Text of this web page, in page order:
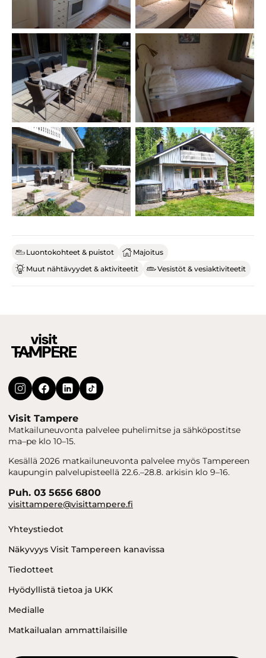
Luontokohteet & puistot
Majoitus
Muut nähtävyydet & aktiviteetit
Vesistöt & vesiaktiviteetit
Visit Tampere
Matkailuneuvonta palvelee puhelimitse ja sähköpostitse
ma–pe klo 10–15.
Kesällä 2026 matkailuneuvonta palvelee myös Tampereen
kaupungin palvelupisteellä 22.6.–28.8. arkisin klo 9–16.
Puh. 03 5656 6800
visittampere@visittampere.fi
Yhteystiedot
Näkyvyys Visit Tampereen kanavissa
Tiedotteet
Hyödyllistä tietoa ja UKK
Medialle
Matkailualan ammattilaisille